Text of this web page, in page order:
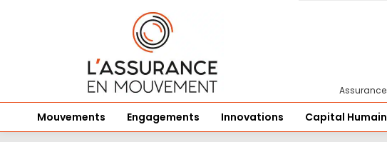
Mouvements Engagements Innovations Capital Humain